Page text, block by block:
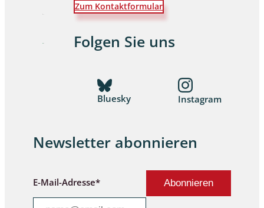
Zum Kontaktformular
Folgen Sie uns
Bluesky Instagram
Newsletter abonnieren
E-Mail-Adresse*